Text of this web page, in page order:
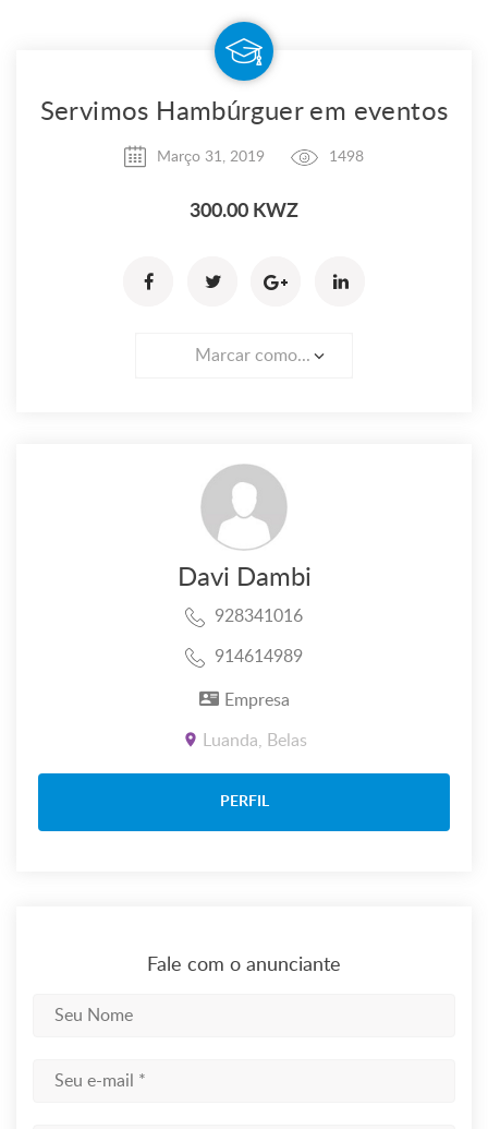
Servimos Hambúrguer em eventos
Março 31, 2019 1498
300.00 KWZ
Marcar como...
Davi Dambi
928341016
914614989
Empresa
Luanda, Belas
PERFIL
Fale com o anunciante